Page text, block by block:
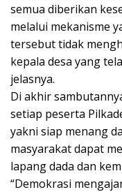
semua diberikan
melalui mekanisme
tersebut tidak
kepala desa yang
jelasnya.
Di akhir
setiap peserta
yakni siap menang
masyarakat dapat
lapang dada dan
“Demokrasi